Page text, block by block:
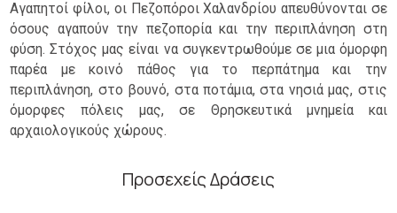
Αγαπητοί φίλοι, οι Πεζοπόροι Χαλανδρίου απευθύνονται σε
όσους αγαπούν την πεζοπορία και την περιπλάνηση στη
φύση. Στόχος μας είναι να συγκεντρωθούμε σε μια όμορφη
παρέα με κοινό πάθος για το περπάτημα και την
περιπλάνηση, στο βουνό, στα ποτάμια, στα νησιά μας, στις
όμορφες πόλεις μας, σε Θρησκευτικά μνημεία και
αρχαιολογικούς χώρους.
Προσεχείς Δράσεις